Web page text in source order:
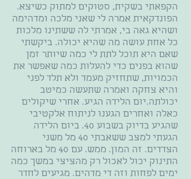
הקפאתי בשקית, סטוקים למתוק כשיצא.
הפונדקאית אמרה לי שאני מלכה ומדהימה
ושהיא גאה בי, אמרתי לה ששתינו מלכות
כל אחת עושה מה שהיא יכולה. ביקשתי
שאם היא תוכל לתת לי כמה שיותר זמן
שהוא בפנים כדי להעלות כמה שאפשר את
הכמויות, שתחזיק מעמד ולא תלד לפני
והיא צחקה ואמרה שתעשה כמיטב
יכולתה.יום הלידה הגיע. אחרי שיקולים
כאלה ואחרים הגענו לניתוח אלקטיבי
שהגיע בדיוק בשבוע 40. ביום הלידה
הגעתי למצב ששאבתי 40 מל משני
הצדדים. זה המון. ממש. עם 40 מל בארוחה
התינוק יכול לאכול רק מהציצי במשך כמה
ימים לפחות וזה די מדהים. מגיעים לחדר